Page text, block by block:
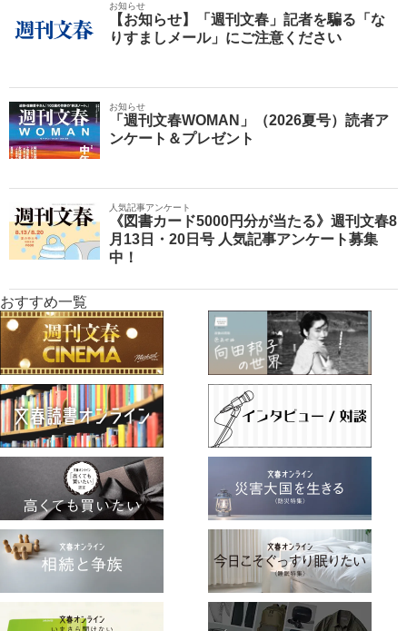
お知らせ
【お知らせ】「週刊文春」記者を騙る「な
りすましメール」にご注意ください
お知らせ
「週刊文春WOMAN」（2026夏号）読者ア
ンケート＆プレゼント
人気記事アンケート
《図書カード5000円分が当たる》週刊文春8
月13日・20日号 人気記事アンケート募集
中！
おすすめ一覧